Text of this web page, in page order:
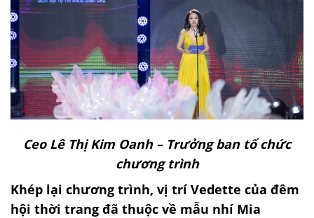
Ceo Lê Thị Kim Oanh – Trưởng ban tổ chức
chương trình
Khép lại chương trình, vị trí Vedette của đêm
hội thời trang đã thuộc về mẫu nhí Mia